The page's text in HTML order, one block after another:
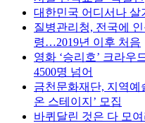
대한민국 어디서나 살
질병관리청, 전국에
령…2019년 이후 처음
영화 ‘승리호’ 크라우
4500명 넘어
금천문화재단, 지역예
온 스테이지’ 모집
바퀴달린 것은 다 모